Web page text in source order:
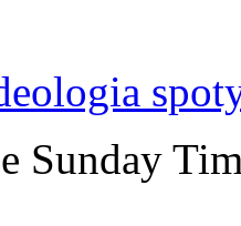
Sunday